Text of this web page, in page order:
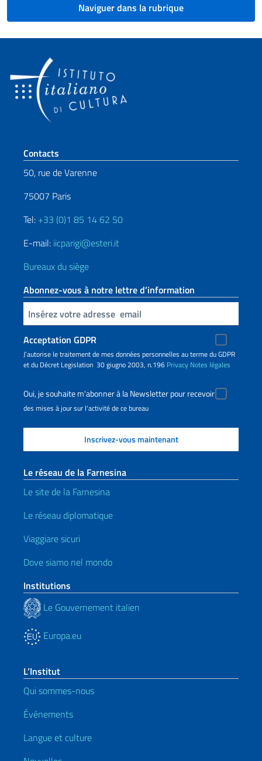
Naviguer dans la rubrique
Section de pied de page
Contacts
50, rue de Varenne
75007 Paris
Tel: +33 (0)1 85 14 62 50
E-mail: iicparigi@esteri.it
Bureaux du siège
Abonnez-vous à notre lettre d’information
Insert your email
Acceptation GDPR
J’autorise le traitement de mes données personnelles au terme du GDPR
et du Décret Legislation 30 giugno 2003, n.196 Privacy Notes légales
Oui, je souhaite m'abonner à la Newsletter pour recevoir
des mises à jour sur l'activité de ce bureau
Le réseau de la Farnesina
Le site de la Farnesina
Le réseau diplomatique
Viaggiare sicuri
Dove siamo nel mondo
Institutions
Le Gouvernement italien
Europa.eu
L’Institut
Qui sommes-nous
Événements
Langue et culture